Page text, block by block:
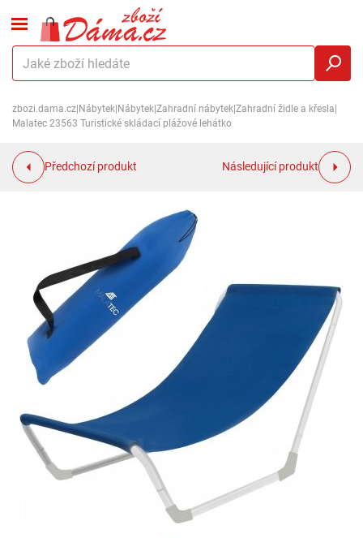
zbozi.dama.cz Nábytek Nábytek Zahradní nábytek Zahradní židle a křesla
Malatec 23563 Turistické skládací plážové lehátko
Předchozí produkt Následující produkt